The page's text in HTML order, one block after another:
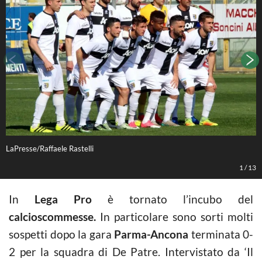
LaPresse/Raffaele Rastelli
1 /13
In Lega Pro è tornato l’incubo del
calcioscommesse. In particolare sono sorti molti
sospetti dopo la gara Parma-Ancona terminata 0-
2 per la squadra di De Patre. Intervistato da ‘Il